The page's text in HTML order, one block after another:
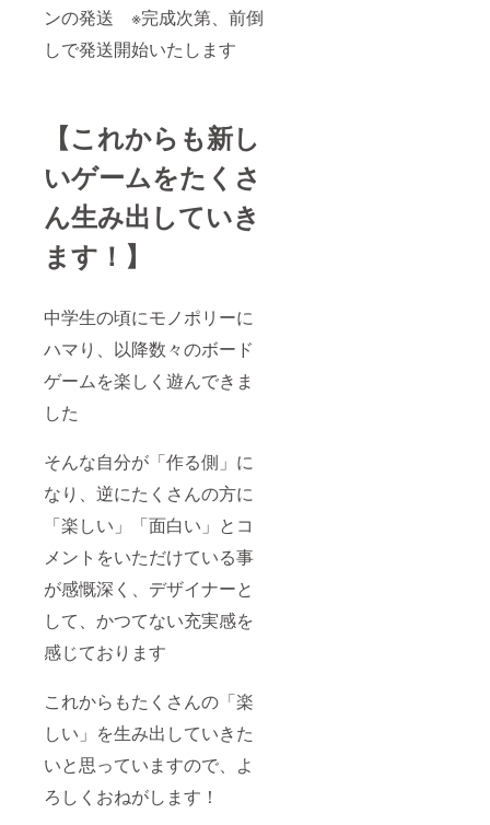
ンの発送 ※完成次第、前倒
しで発送開始いたします
【これからも新し
いゲームをたくさ
ん生み出していき
ます！】
中学生の頃にモノポリーに
ハマり、以降数々のボード
ゲームを楽しく遊んできま
した
そんな自分が「作る側」に
なり、逆にたくさんの方に
「楽しい」「面白い」とコ
メントをいただけている事
が感慨深く、デザイナーと
して、かつてない充実感を
感じております
これからもたくさんの「楽
しい」を生み出していきた
いと思っていますので、よ
ろしくおねがします！